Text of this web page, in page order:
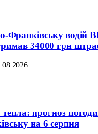
Франківську водій
34000 грн
тепла: прогноз
на 6 серпня